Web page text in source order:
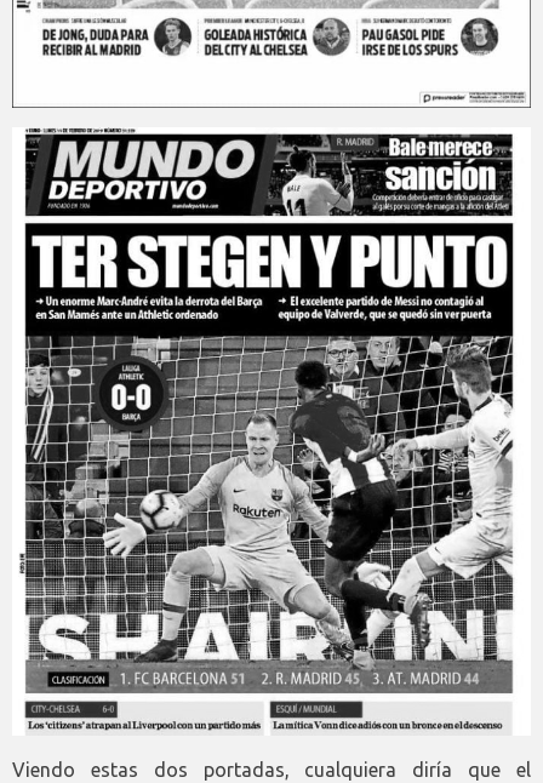
Viendo estas dos portadas, cualquiera diría que el